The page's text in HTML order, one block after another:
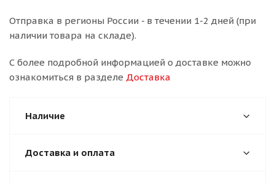
Отправка в регионы России - в течении 1-2 дней (при
наличии товара на складе).
С более подробной информацией о доставке можно
ознакомиться в разделе Доставка
Наличие
Доставка и оплата